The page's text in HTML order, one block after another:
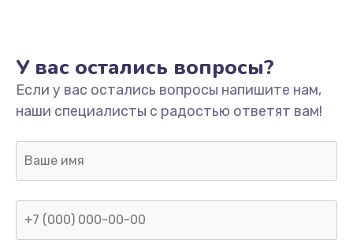
У вас остались вопросы?
Если у вас остались вопросы напишите нам,
наши специалисты с радостью ответят вам!